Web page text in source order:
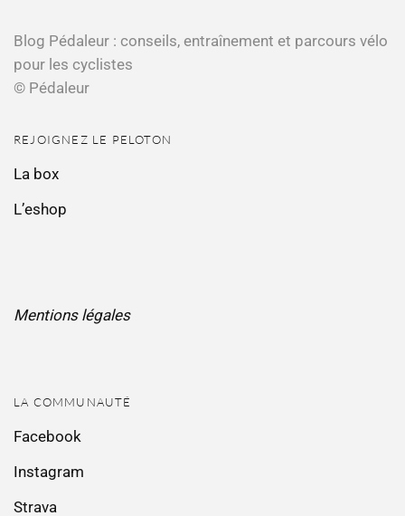
Blog Pédaleur : conseils, entraînement et parcours vélo
pour les cyclistes
© Pédaleur
REJOIGNEZ LE PELOTON
La box
L’eshop
Mentions légales
LA COMMUNAUTÉ
Facebook
Instagram
Strava